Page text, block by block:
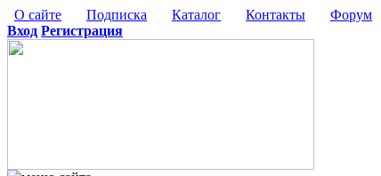
О сайте Подписка Каталог Контакты Форум
Вход Регистрация